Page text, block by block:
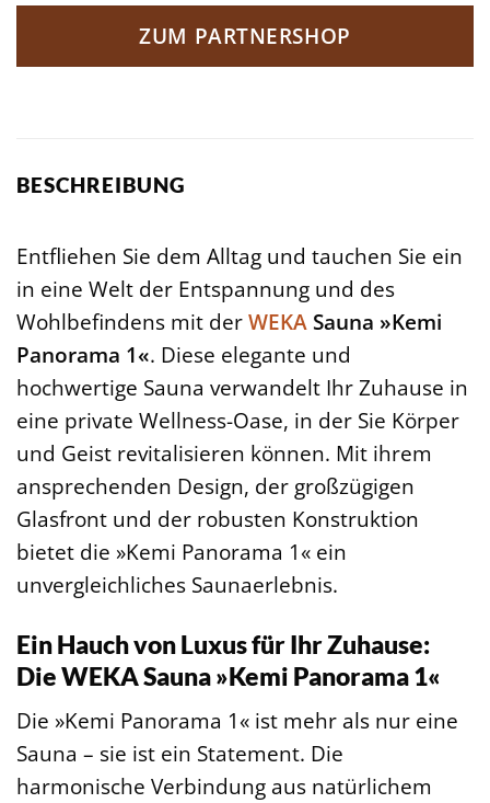
ZUM PARTNERSHOP
BESCHREIBUNG
Entfliehen Sie dem Alltag und tauchen Sie ein
in eine Welt der Entspannung und des
Wohlbefindens mit derWEKA Sauna »Kemi
Panorama 1«. Diese elegante und
hochwertige Sauna verwandelt Ihr Zuhause in
eine private Wellness-Oase, in der Sie Körper
und Geist revitalisieren können. Mit ihrem
ansprechenden Design, der großzügigen
Glasfront und der robusten Konstruktion
bietet die »Kemi Panorama 1« ein
unvergleichliches Saunaerlebnis.
Ein Hauch von Luxus für Ihr Zuhause:
Die WEKA Sauna »Kemi Panorama 1«
Die »Kemi Panorama 1« ist mehr als nur eine
Sauna – sie ist ein Statement. Die
harmonische Verbindung aus natürlichem